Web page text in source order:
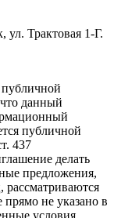
ул. Трактовая 1-Г.
данный
публичной
437
делать
предложения,
рассматриваются
не указано в
условия